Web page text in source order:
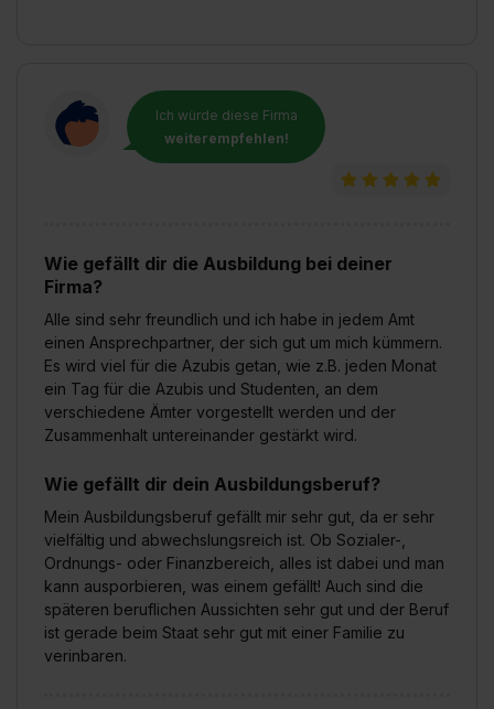
Ich würde diese Firma
weiterempfehlen!
Wie gefällt dir die Ausbildung bei deiner
Firma?
Alle sind sehr freundlich und ich habe in jedem Amt
einen Ansprechpartner, der sich gut um mich kümmern.
Es wird viel für die Azubis getan, wie z.B. jeden Monat
ein Tag für die Azubis und Studenten, an dem
verschiedene Ämter vorgestellt werden und der
Zusammenhalt untereinander gestärkt wird.
Wie gefällt dir dein Ausbildungsberuf?
Mein Ausbildungsberuf gefällt mir sehr gut, da er sehr
vielfältig und abwechslungsreich ist. Ob Sozialer-,
Ordnungs- oder Finanzbereich, alles ist dabei und man
kann ausporbieren, was einem gefällt! Auch sind die
späteren beruflichen Aussichten sehr gut und der Beruf
ist gerade beim Staat sehr gut mit einer Familie zu
verinbaren.